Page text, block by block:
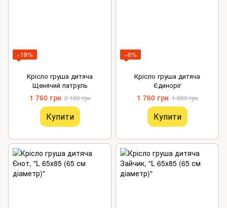
−19%
Крісло груша дитяча
Щенячий патруль
1 760 грн 2 180 грн
Купити
−6%
Крісло груша дитяча
Єдиноріг
1 760 грн 1 880 грн
Купити